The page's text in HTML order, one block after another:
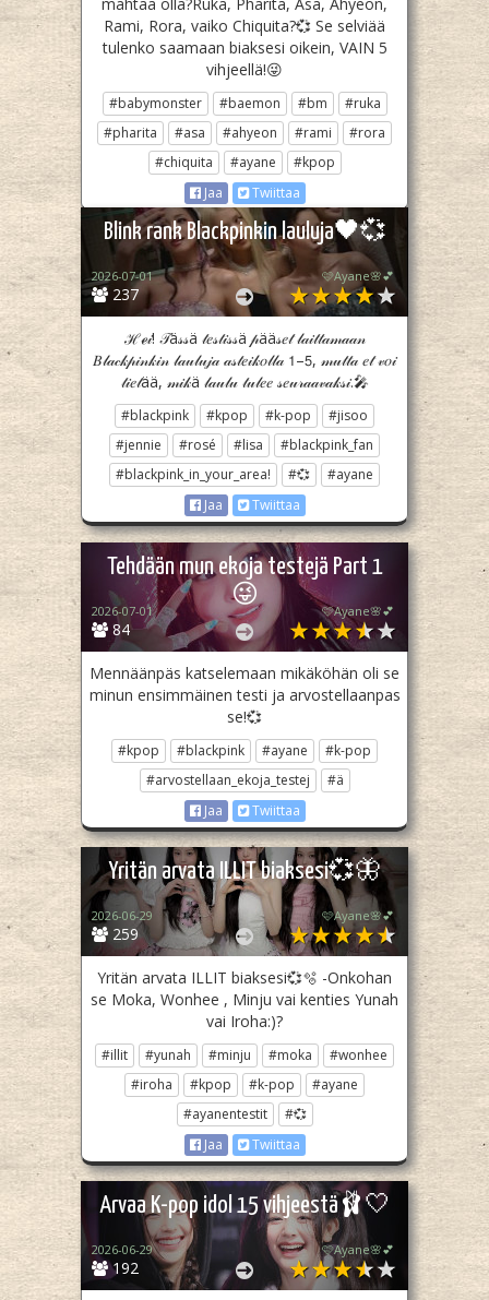
mahtaa olla?Ruka, Pharita, Asa, Ahyeon,
Rami, Rora, vaiko Chiquita?💞 Se selviää
tulenko saamaan biaksesi oikein, VAIN 5
vihjeellä!😜
#babymonster #baemon #bm
#ruka
#pharita
#asa #ahyeon #rami
#rora
#chiquita
#ayane
#kpop
Jaa
Twiittaa
Blink rank Blackpinkin lauluja🖤💞
237
2026-07-01 🩷Ayane🌸💕
ℋℯ𝒾! 𝒯ä𝓈𝓈ä 𝓉𝑒𝓈𝓉𝒾𝓈𝓈ä 𝓅ää𝓈𝑒𝓉 𝓁𝒶𝒾𝓉𝓉𝒶𝓂𝒶𝒶𝓃
𝐵𝓁𝒶𝒸𝓀𝓅𝒾𝓃𝓀𝒾𝓃 𝓁𝒶𝓊𝓁𝓊𝒿𝒶 𝒶𝓈𝓉𝑒𝒾𝓀𝑜𝓁𝓁𝒶 𝟣–𝟧, 𝓂𝓊𝓉𝓉𝒶 𝑒𝓉 𝓋𝑜𝒾
𝓉𝒾𝑒𝓉ää, 𝓂𝒾𝓀ä 𝓁𝒶𝓊𝓁𝓊 𝓉𝓊𝓁𝑒𝑒 𝓈𝑒𝓊𝓇𝒶𝒶𝓋𝒶𝓀𝓈𝒾.🎤
#blackpink #kpop #k-pop
#jisoo
#jennie
#rosé #lisa
#blackpink_fan
#blackpink_in_your_area!
#💞
#ayane
Jaa
Twiittaa
Tehdään mun ekoja testejä Part 1
😜
84
2026-07-01 🩷Ayane🌸💕
Mennäänpäs katselemaan mikäköhän oli se
minun ensimmäinen testi ja arvostellaanpas
se!💞
#kpop #blackpink #ayane
#k-pop
#arvostellaan_ekoja_testej
#ä
Jaa
Twiittaa
Yritän arvata ILLIT biaksesi💞🦋
259
2026-06-29 🩷Ayane🌸💕
Yritän arvata ILLIT biaksesi💞🫧 -Onkohan
se Moka, Wonhee , Minju vai kenties Yunah
vai Iroha:)?
#illit #yunah #minju #moka
#wonhee
#iroha
#kpop #k-pop
#ayane
#ayanentestit
#💞
Jaa
Twiittaa
Arvaa K-pop idol 15 vihjeestä🩰🤍
192
2026-06-29 🩷Ayane🌸💕